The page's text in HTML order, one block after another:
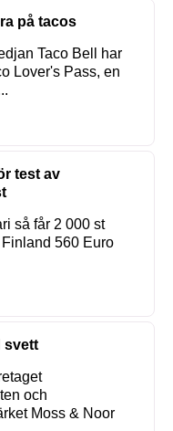
på tacos
Taco Bell har
Lover's Pass, en
test av
så får 2 000 st
560 Euro
svett
och
Moss & Noor